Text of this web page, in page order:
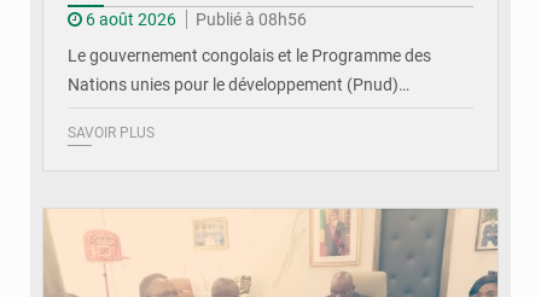
6 août 2026
Publié à 08h56
Le gouvernement congolais et le Programme des
Nations unies pour le développement (Pnud)…
SAVOIR PLUS